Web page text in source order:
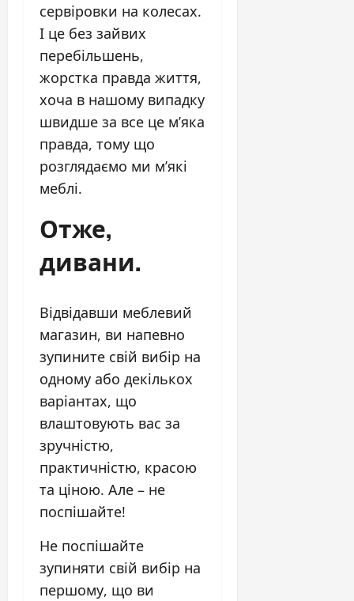
сервіровки на колесах.
І це без зайвих
перебільшень,
жорстка правда життя,
хоча в нашому випадку
швидше за все це м’яка
правда, тому що
розглядаємо ми м’які
меблі.
Отже,
дивани.
Відвідавши меблевий
магазин, ви напевно
зупините свій вибір на
одному або декількох
варіантах, що
влаштовують вас за
зручністю,
практичністю, красою
та ціною. Але – не
поспішайте!
Не поспішайте
зупиняти свій вибір на
першому, що ви